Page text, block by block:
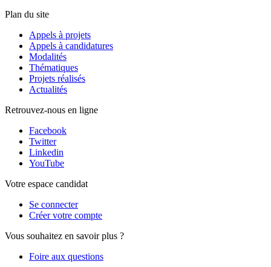
Plan du site
Appels à projets
Appels à candidatures
Modalités
Thématiques
Projets réalisés
Actualités
Retrouvez-nous en ligne
Facebook
Twitter
Linkedin
YouTube
Votre espace candidat
Se connecter
Créer votre compte
Vous souhaitez en savoir plus ?
Foire aux questions